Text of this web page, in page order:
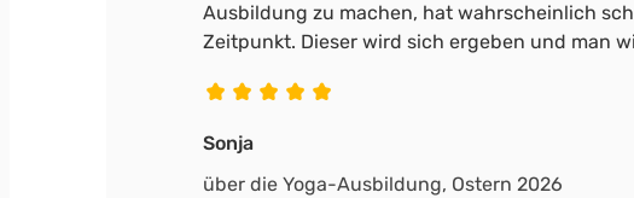
Ausbildung zu machen, hat wahrscheinlich
Zeitpunkt. Dieser wird sich ergeben und man
Sonja
über die Yoga-Ausbildung, Ostern 2026